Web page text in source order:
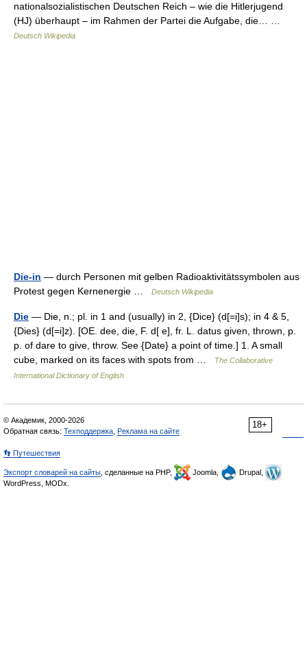
nationalsozialistischen Deutschen Reich – wie die Hitlerjugend
(HJ) überhaupt – im Rahmen der Partei die Aufgabe, die… …
Deutsch Wikipedia
Die-in — durch Personen mit gelben Radioaktivitätssymbolen aus
Protest gegen Kernenergie …
Deutsch Wikipedia
Die — Die, n.; pl. in 1 and (usually) in 2, {Dice} (d[=i]s); in 4 & 5,
{Dies} (d[=i]z). [OE. dee, die, F. d[ e], fr. L. datus given, thrown, p.
p. of dare to give, throw. See {Date} a point of time.] 1. A small
cube, marked on its faces with spots from …
The Collaborative
International Dictionary of English
18+
© Академик, 2000-2026
Обратная связь: Техподдержка Реклама на сайте
👣 Путешествия
Экспорт словарей на сайты , сделанные на PHP, Joomla,
Drupal,
WordPress, MODx.